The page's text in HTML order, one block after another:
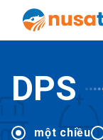
DPS
một chiều